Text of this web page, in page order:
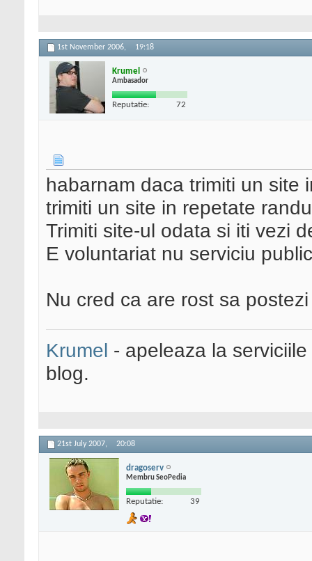
1st November 2006, 19:18
Krumel
Ambasador
Reputatie: 72
habarnam daca trimiti un site
trimiti un site in repetate
Trimiti site-ul odata si iti vezi
E voluntariat nu serviciu
Nu cred ca are rost sa
Krumel - apeleaza la
blog.
21st July 2007, 20:08
dragoserv
Membru SeoPedia
Reputatie: 39